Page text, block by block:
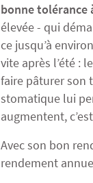
bonne tolérance
élevée- qui
ce jusqu’à
vite après l’été :
faire pâturer son
stomatique lui
augmentent,
Avec son bon
rendement